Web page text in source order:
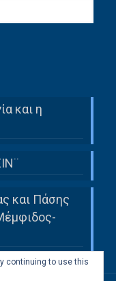
και η
και Πάσης
continuing to use this